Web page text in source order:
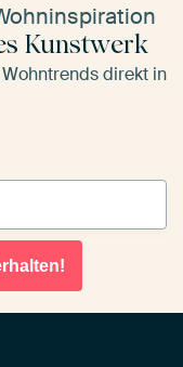
Kunstwerk
direkt in